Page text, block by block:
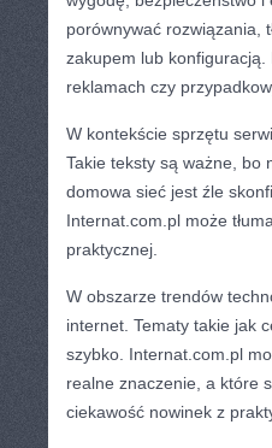
porównywać rozwiązania,
zakupem lub konfiguracją.
reklamach czy
W kontekście sprzętu
Takie teksty są ważne, bo
domowa sieć jest źle
Internat.com.pl może
praktycznej.
W obszarze trendów
internet. Tematy takie jak
szybko. Internat.com.pl
realne znaczenie, a które
ciekawość nowinek z